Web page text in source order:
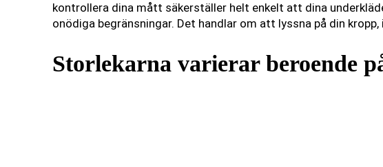
kontrollera dina mått säkerställer helt enkelt att dina
onödiga begränsningar. Det handlar om att lyssna på din
Storlekarna varierar beroende